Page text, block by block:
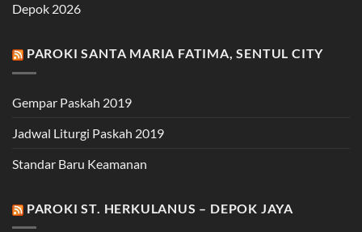
Depok 2026
PAROKI SANTA MARIA FATIMA, SENTUL CITY
Gempar Paskah 2019
Jadwal Liturgi Paskah 2019
Standar Baru Keamanan
PAROKI ST. HERKULANUS – DEPOK JAYA